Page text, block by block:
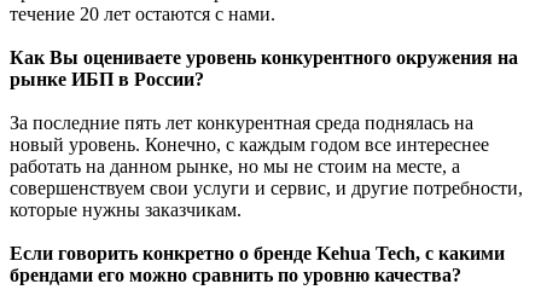
течение 20 лет остаются с нами.
Как Вы оцениваете уровень конкурентного окружения на
рынке ИБП в России?
За последние пять лет конкурентная среда поднялась на
новый уровень. Конечно, с каждым годом все интереснее
работать на данном рынке, но мы не стоим на месте, а
совершенствуем свои услуги и сервис, и другие потребности,
которые нужны заказчикам.
Если говорить конкретно о бренде Kehua Tech, с какими
брендами его можно сравнить по уровню качества?